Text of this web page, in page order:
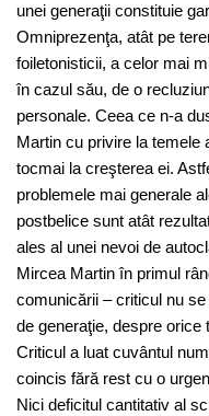
unei generaţii constituie
Omniprezenţa, atât pe
foiletonisticii, a celor mai
în cazul său, de o
personale. Ceea ce n-a
Martin cu privire la temele
tocmai la creşterea ei.
problemele mai generale
postbelice sunt atât
ales al unei nevoi de
Mircea Martin în primul
comunicării – criticul nu
de generaţie, despre orice
Criticul a luat cuvântul
coincis fără rest cu o
Nici deficitul cantitativ al